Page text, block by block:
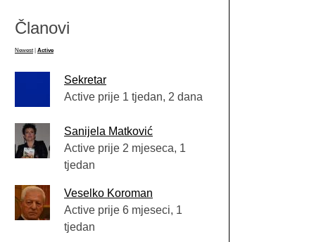
Članovi
Newest Active
Sekretar
Active prije 1 tjedan, 2 dana
Sanijela Matković
Active prije 2 mjeseca, 1
tjedan
Veselko Koroman
Active prije 6 mjeseci, 1
tjedan